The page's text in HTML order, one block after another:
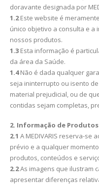
doravante designada por
1.2Este website é
único objetivo a consulta e a
nossos produtos.
1.3 Esta informação é
da área da Saúde.
1.4Não é dada qualquer
seja ininterrupto ou isento
material prejudicial, ou de
contidas sejam completas,
2. Informação de
2.1 A MEDIVARIS reserva-se
prévio e a qualquer
produtos, conteúdos e
2.2As imagens que ilustram
apresentar diferenças